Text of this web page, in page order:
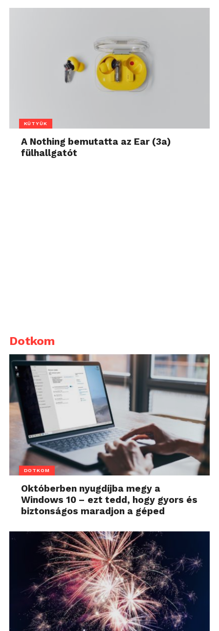
KÜTYÜK
A Nothing bemutatta az Ear (3a)
fülhallgatót
Dotkom
DOTKOM
Októberben nyugdíjba megy a
Windows 10 – ezt tedd, hogy gyors és
biztonságos maradjon a géped